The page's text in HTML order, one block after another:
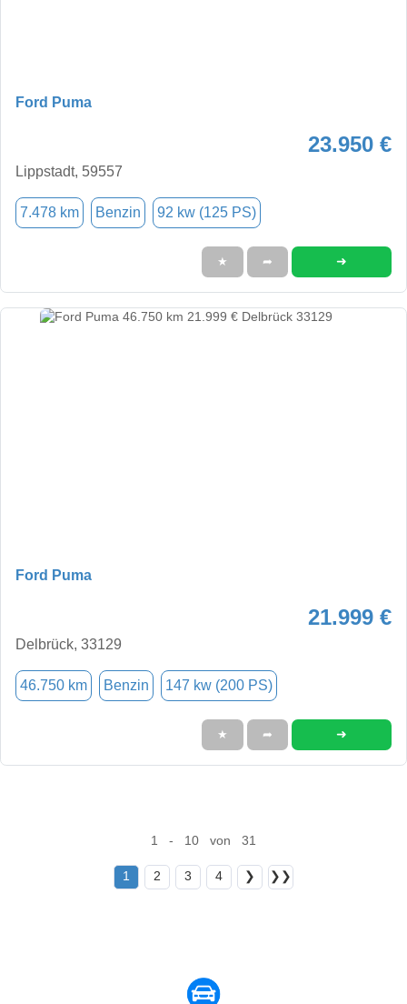
Ford Puma
23.950 €
Lippstadt, 59557
7.478 km Benzin 92 kw (125 PS)
★ ➦ ➜
Ford Puma
21.999 €
Delbrück, 33129
46.750 km Benzin 147 kw (200 PS)
★ ➦ ➜
1 - 10 von 31
1 2 3 4 ❯ ❯❯